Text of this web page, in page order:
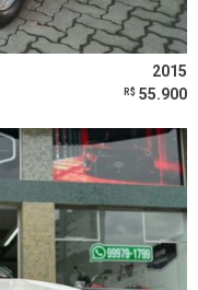
2015
R$ 55.900